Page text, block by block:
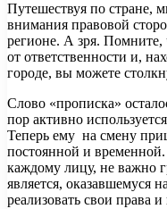
Путешествуя по стране,
внимания правовой
регионе. А зря. Помните,
от ответственности и,
городе, вы можете
Слово «прописка»
пор активно
Теперь ему на смену
постоянной и временной.
каждому лицу, не важно
является, оказавшемуся
реализовать свои права